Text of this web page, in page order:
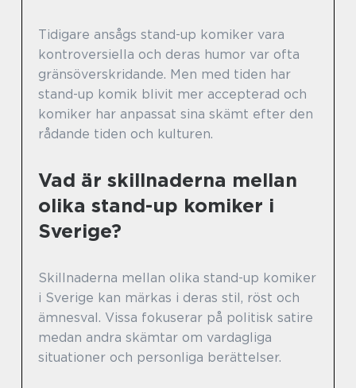
Tidigare ansågs stand-up komiker vara
kontroversiella och deras humor var ofta
gränsöverskridande. Men med tiden har
stand-up komik blivit mer accepterad och
komiker har anpassat sina skämt efter den
rådande tiden och kulturen.
Vad är skillnaderna mellan
olika stand-up komiker i
Sverige?
Skillnaderna mellan olika stand-up komiker
i Sverige kan märkas i deras stil, röst och
ämnesval. Vissa fokuserar på politisk satire
medan andra skämtar om vardagliga
situationer och personliga berättelser.